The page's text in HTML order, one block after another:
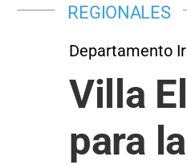
REGIONALES
Departamento
Villa
para